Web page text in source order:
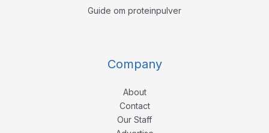
Guide om proteinpulver
Company
About
Contact
Our Staff